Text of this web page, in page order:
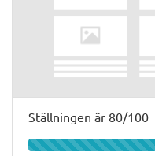
Ställningen är 80/100